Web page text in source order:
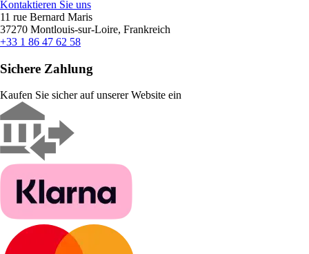
Kontaktieren Sie uns
11 rue Bernard Maris
37270 Montlouis-sur-Loire, Frankreich
+33 1 86 47 62 58
Sichere Zahlung
Kaufen Sie sicher auf unserer Website ein